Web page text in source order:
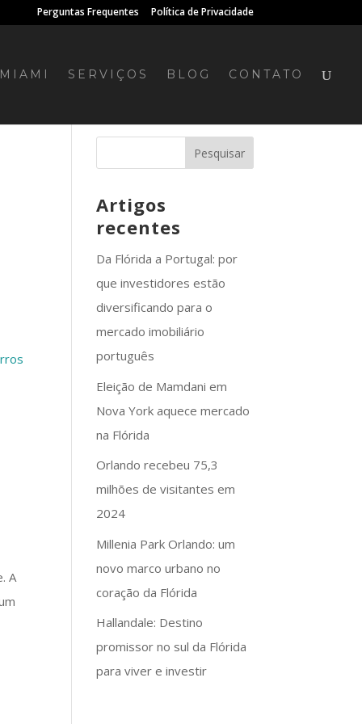
Perguntas Frequentes Política de Privacidade
MIAMI SERVIÇOS BLOG CONTATO
A
Artigos
recentes
Da Flórida a Portugal: por
que investidores estão
diversificando para o
mercado imobiliário
português
Eleição de Mamdani em
Nova York aquece mercado
na Flórida
Orlando recebeu 75,3
milhões de visitantes em
2024
Millenia Park Orlando: um
novo marco urbano no
coração da Flórida
Hallandale: Destino
promissor no sul da Flórida
para viver e investir